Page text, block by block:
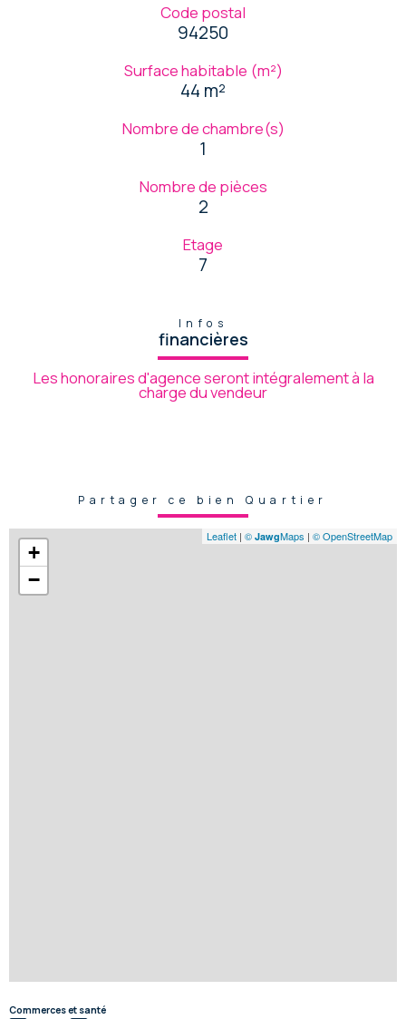
Code postal
94250
Surface habitable (m²)
44 m²
Nombre de chambre(s)
1
Nombre de pièces
2
Etage
7
Infos
financières
Les honoraires d'agence seront intégralement à la
charge du vendeur
Partager ce bien Quartier
+
−
Leaflet | © JawgMaps | © OpenStreetMap
Commerces et santé